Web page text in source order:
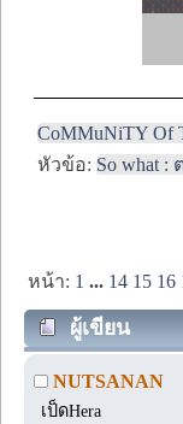
CoMMuNiTY Of
หัวข้อ: So what :
หน้า: 1 ... 14 15 16
ผู้เขียน
NUTSANAN
เป็ดHera